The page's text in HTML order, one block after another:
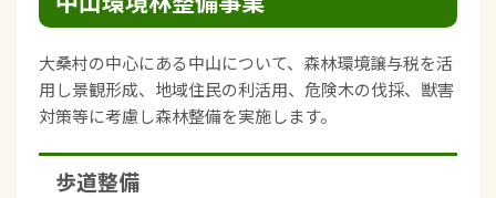
大桑村の中心にある中山について、森林環境譲与税を活
用し景観形成、地域住民の利活用、危険木の伐採、獣害
対策等に考慮し森林整備を実施します。
歩道整備